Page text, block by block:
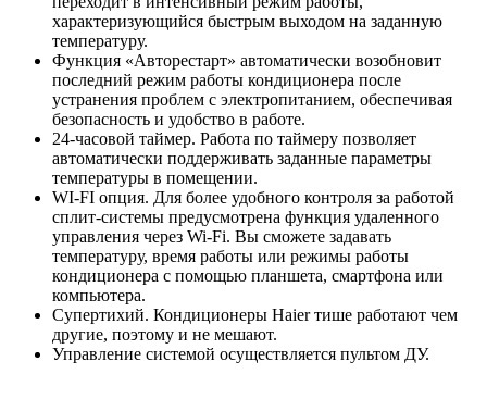
характеризующийся быстрым выходом на заданную
температуру.
Функция «Авторестарт» автоматически возобновит
последний режим работы кондиционера после
устранения проблем с электропитанием, обеспечивая
безопасность и удобство в работе.
24-часовой таймер. Работа по таймеру позволяет
автоматически поддерживать заданные параметры
температуры в помещении.
WI-FI опция. Для более удобного контроля за работой
сплит-системы предусмотрена функция удаленного
управления через Wi-Fi. Вы сможете задавать
температуру, время работы или режимы работы
кондиционера с помощью планшета, смартфона или
компьютера.
Супертихий. Кондиционеры Haier тише работают чем
другие, поэтому и не мешают.
Управление системой осуществляется пультом ДУ.